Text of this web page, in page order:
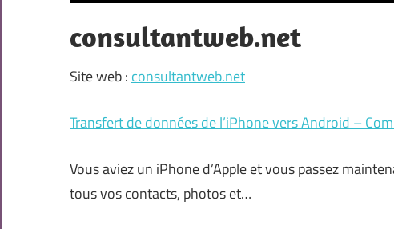
consultantweb.net
Site web : consultantweb.net
Transfert de données de l’iPhone vers Android –
Vous aviez un iPhone d’Apple et vous passez
tous vos contacts, photos et…